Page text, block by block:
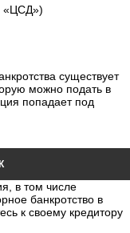
существует
можно подать в
попадает под
в том числе
банкротство в
к своему кредитору